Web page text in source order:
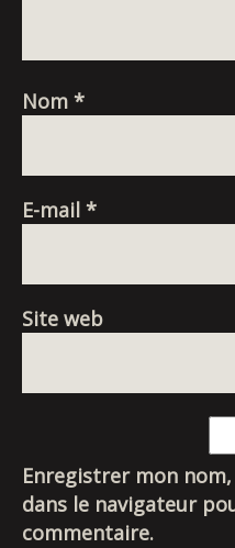
Nom *
E-mail *
Site web
Enregistrer mon
dans le navigateur
commentaire.